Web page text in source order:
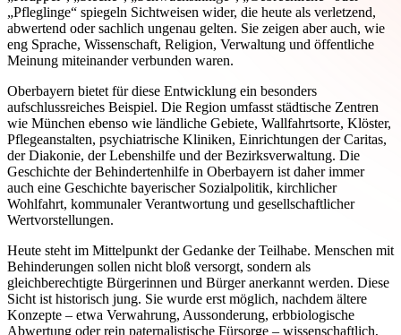
„Pfleglinge“ spiegeln Sichtweisen wider, die heute als verletzend,
abwertend oder sachlich ungenau gelten. Sie zeigen aber auch, wie
eng Sprache, Wissenschaft, Religion, Verwaltung und öffentliche
Meinung miteinander verbunden waren.
Oberbayern bietet für diese Entwicklung ein besonders
aufschlussreiches Beispiel. Die Region umfasst städtische Zentren
wie München ebenso wie ländliche Gebiete, Wallfahrtsorte, Klöster,
Pflegeanstalten, psychiatrische Kliniken, Einrichtungen der Caritas,
der Diakonie, der Lebenshilfe und der Bezirksverwaltung. Die
Geschichte der Behindertenhilfe in Oberbayern ist daher immer
auch eine Geschichte bayerischer Sozialpolitik, kirchlicher
Wohlfahrt, kommunaler Verantwortung und gesellschaftlicher
Wertvorstellungen.
Heute steht im Mittelpunkt der Gedanke der Teilhabe. Menschen mit
Behinderungen sollen nicht bloß versorgt, sondern als
gleichberechtigte Bürgerinnen und Bürger anerkannt werden. Diese
Sicht ist historisch jung. Sie wurde erst möglich, nachdem ältere
Konzepte – etwa Verwahrung, Aussonderung, erbbiologische
Abwertung oder rein paternalistische Fürsorge – wissenschaftlich,